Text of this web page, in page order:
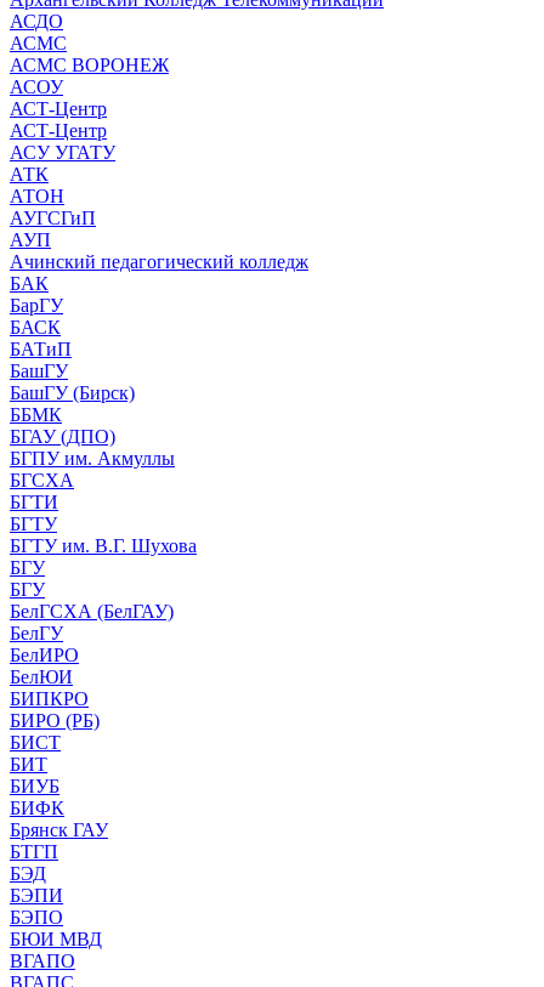
АСДО
АСМС
АСМС ВОРОНЕЖ
АСОУ
АСТ-Центр
АСТ-Центр
АСУ УГАТУ
АТК
АТОН
АУГСГиП
АУП
Ачинский педагогический колледж
БАК
БарГУ
БАСК
БАТиП
БашГУ
БашГУ (Бирск)
ББМК
БГАУ (ДПО)
БГПУ им. Акмуллы
БГСХА
БГТИ
БГТУ
БГТУ им. В.Г. Шухова
БГУ
БГУ
БелГСХА (БелГАУ)
БелГУ
БелИРО
БелЮИ
БИПКРО
БИРО (РБ)
БИСТ
БИТ
БИУБ
БИФК
Брянск ГАУ
БТГП
БЭД
БЭПИ
БЭПО
БЮИ МВД
ВГАПО
ВГАПС